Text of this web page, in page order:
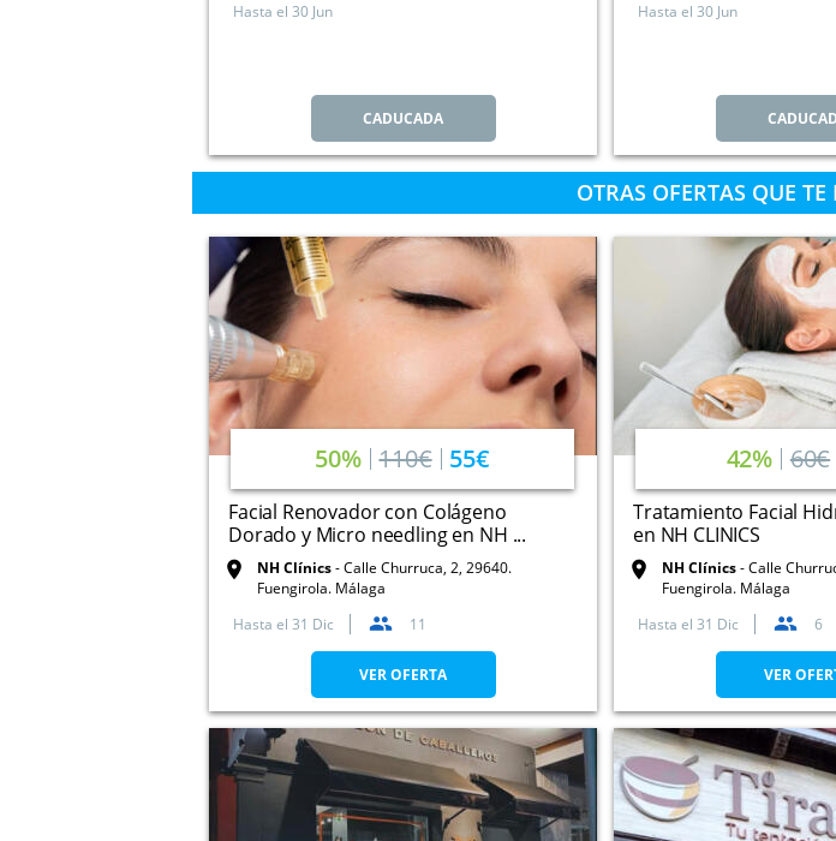
Hasta el 30 Jun
CADUCADA
Hasta el 30 Jun
OTRAS OFERTAS QUE
50% 110€ 55€
Facial Renovador con Colágeno
Dorado y Micro needling en NH ...
NH Clínics Calle Churruca, 2, 29640.
Fuengirola. Málaga
Hasta el 31 Dic 11
VER OFERTA
42% 60€
Tratamiento Facial
en NH CLINICS
NH Clínics Calle
Fuengirola. Málaga
Hasta el 31 Dic 6
VER